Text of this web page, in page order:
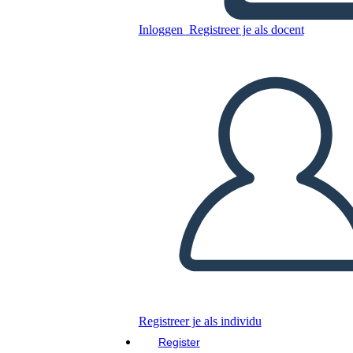
Inloggen Registreer je als docent
Registreer je als individu
Register
Peratrovitch
MAAK EEN STORYBOARD
DIAVOORSTELLING AFSPELEN
LEES MIJ VOOR